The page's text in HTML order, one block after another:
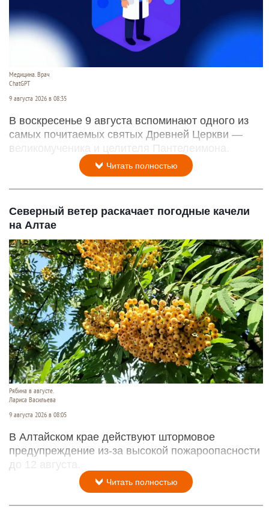
Медицина. Врач
ChatGPT
9 августа 2026 в 08:35
В воскресенье 9 августа вспоминают одного из
самых почитаемых святых Древней Церкви —
великомученика и целителя Пантелеимона.
Читать полностью
Северный ветер раскачает погодные качели
на Алтае
Рябина в августе.
Лариса Васильева
9 августа 2026 в 08:05
В Алтайском крае действуют штормовое
предупреждение из-за высокой пожароопасности
до 12 августа.
Читать полностью